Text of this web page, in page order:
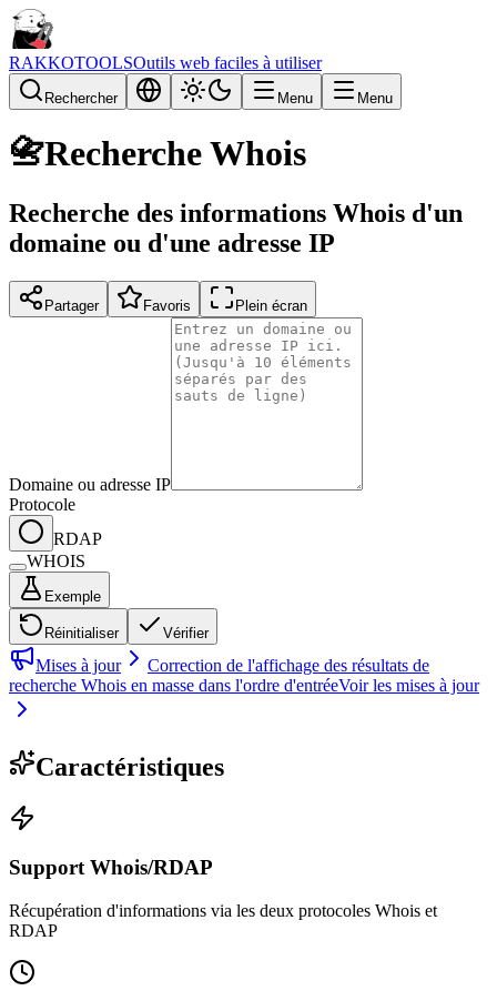
RAKKOTOOLSOutils web faciles à utiliser
Rechercher Menu Menu
📇Recherche Whois
Recherche des informations Whois d'un
domaine ou d'une adresse IP
Partager Favoris Plein écran
Domaine ou adresse IP
Protocole
RDAP
WHOIS
Exemple
Réinitialiser Vérifier
Mises à jour
Correction de l'affichage des résultats de
recherche Whois en masse dans l'ordre d'entréeVoir les mises à jour
Caractéristiques
Support Whois/RDAP
Récupération d'informations via les deux protocoles Whois et
RDAP